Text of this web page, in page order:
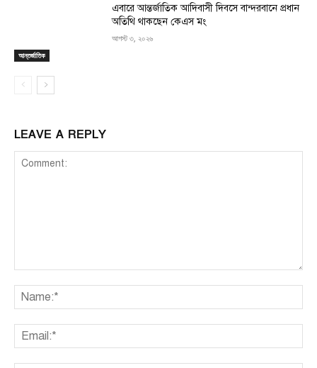
আন্তর্জাতিক
এবারে আন্তর্জাতিক আদিবাসী দিবসে বান্দরবানে প্রধান
অতিথি থাকছেন কেএস মং
আগস্ট ৩, ২০২৬
LEAVE A REPLY